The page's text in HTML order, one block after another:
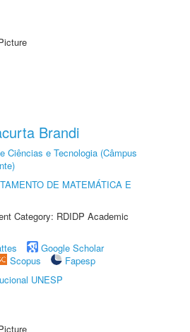
Brandi
Ciências e Tecnologia (Câmpus
DE MATEMÁTICA E
Category: RDIDP Academic
Google Scholar
Scopus
Fapesp
UNESP